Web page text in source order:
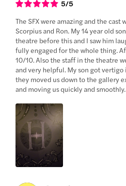
5/5
The SFX were amazing and the
Scorpius and Ron. My 14 year old
theatre before this and I saw him
fully engaged for the whole thing.
10/10. Also the staff in the theatre
and very helpful. My son got vertigo
they moved us down to the gallery
and moving us quickly and smoothly.